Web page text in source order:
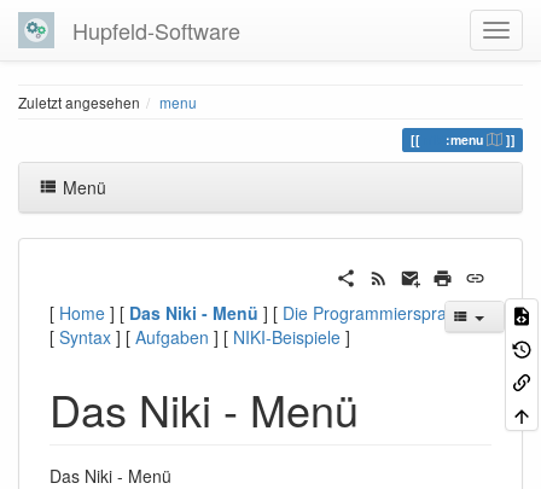
Hupfeld-Software
Zuletzt angesehen menu
:menu
Menü
[ Home ] [ Das Niki - Menü ] [ Die Programmiersprache ]
[ Syntax ] [ Aufgaben ] [ NIKI-Beispiele ]
Das Niki - Menü
Das Niki - Menü